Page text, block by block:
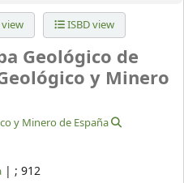
ISBD view
Geológico de
y Minero
y Minero de España
| ; 912